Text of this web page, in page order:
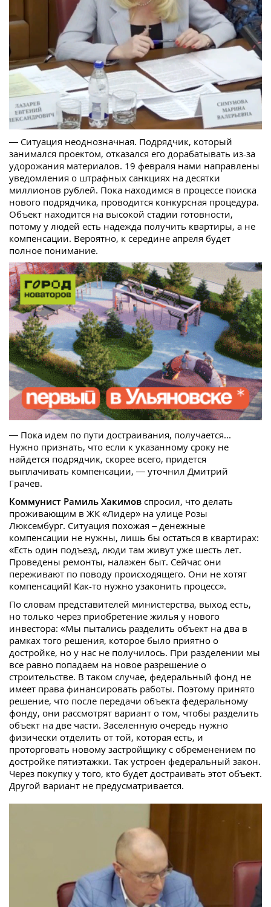
— Ситуация неоднозначная. Подрядчик, который
занимался проектом, отказался его дорабатывать из-за
удорожания материалов. 19 февраля нами направлены
уведомления о штрафных санкциях на десятки
миллионов рублей. Пока находимся в процессе поиска
нового подрядчика, проводится конкурсная процедура.
Объект находится на высокой стадии готовности,
потому у людей есть надежда получить квартиры, а не
компенсации. Вероятно, к середине апреля будет
полное понимание.
— Пока идем по пути достраивания, получается...
Нужно признать, что если к указанному сроку не
найдется подрядчик, скорее всего, придется
выплачивать компенсации, — уточнил Дмитрий
Грачев.
Коммунист Рамиль Хакимов спросил, что делать
проживающим в ЖК «Лидер» на улице Розы
Люксембург. Ситуация похожая – денежные
компенсации не нужны, лишь бы остаться в квартирах:
«Есть один подъезд, люди там живут уже шесть лет.
Проведены ремонты, налажен быт. Сейчас они
переживают по поводу происходящего. Они не хотят
компенсаций! Как-то нужно узаконить процесс».
По словам представителей министерства, выход есть,
но только через приобретение жилья у нового
инвестора: «Мы пытались разделить объект на два в
рамках того решения, которое было приятно о
достройке, но у нас не получилось. При разделении мы
все равно попадаем на новое разрешение о
строительстве. В таком случае, федеральный фонд не
имеет права финансировать работы. Поэтому принято
решение, что после передачи объекта федеральному
фонду, они рассмотрят вариант о том, чтобы разделить
объект на две части. Заселенную очередь нужно
физически отделить от той, которая есть, и
проторговать новому застройщику с обременением по
достройке пятиэтажки. Так устроен федеральный закон.
Через покупку у того, кто будет достраивать этот объект.
Другой вариант не предусматривается.